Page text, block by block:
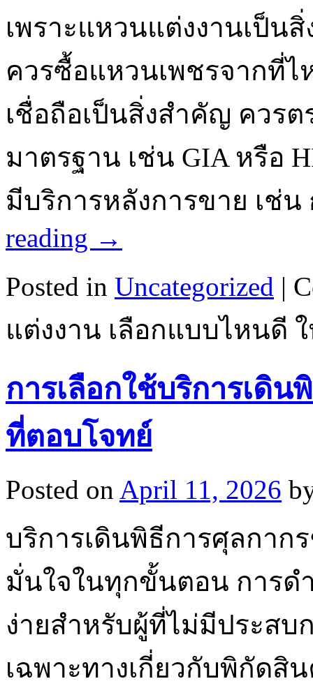
เพราะแหวนแต่งงานเป็น
ควรซื้อแหวนเพชรจากที่
เชื่อถือเป็นสิ่งสำคัญ ควร
มาตรฐาน เช่น GIA หรือ
มีบริการหลังการขาย เช่
reading →
Posted in Uncategorized |
แต่งงาน เลือกแบบไหนดี
การเลือกใช้บริการเดิน
ที่ตอบโจทย์
Posted on April 11, 2026
บริการเดินพิธีการศุลกาก
มั่นใจในทุกขั้นตอน การด
ง่ายสำหรับผู้ที่ไม่มีประสบ
เฉพาะทางเกี่ยวกับพิกัด